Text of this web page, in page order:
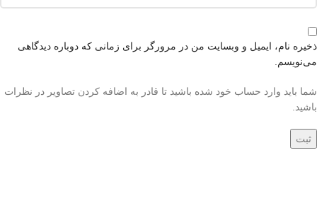
ذخیره نام، ایمیل و وبسایت من در مرورگر برای زمانی که دوباره دیدگاهی
می‌نویسم.
شما باید وارد حساب خود شده باشید تا قادر به اضافه کردن تصاویر در نظرات
باشید.